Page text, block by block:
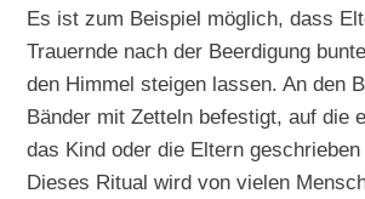
Es ist zum Beispiel möglich, dass
Trauernde nach der Beerdigung
den Himmel steigen lassen. An den
Bänder mit Zetteln befestigt, auf die
das Kind oder die Eltern
Dieses Ritual wird von vielen